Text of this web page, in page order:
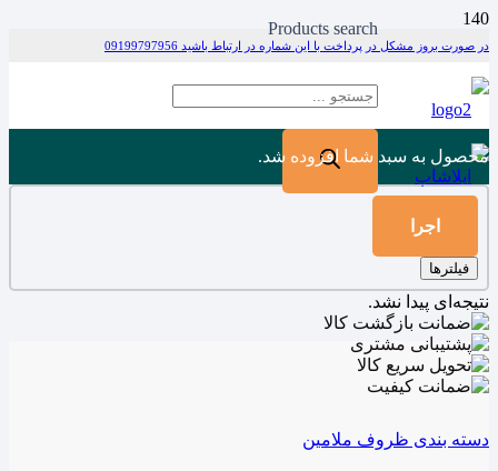
در صورت بروز مشکل در پرداخت با این شماره در ارتباط باشید 09199797956
Products search
محصول به سبد شما افزوده شد.
اجرا
فیلترها
نتیجه‌ای پیدا نشد.
دسته بندی ظروف ملامین